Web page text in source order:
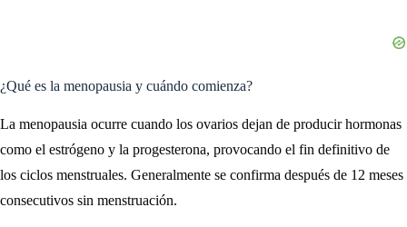
¿Qué es la menopausia y cuándo comienza?
La menopausia ocurre cuando los ovarios dejan de producir hormonas
como el estrógeno y la progesterona, provocando el fin definitivo de
los ciclos menstruales. Generalmente se confirma después de 12 meses
consecutivos sin menstruación.